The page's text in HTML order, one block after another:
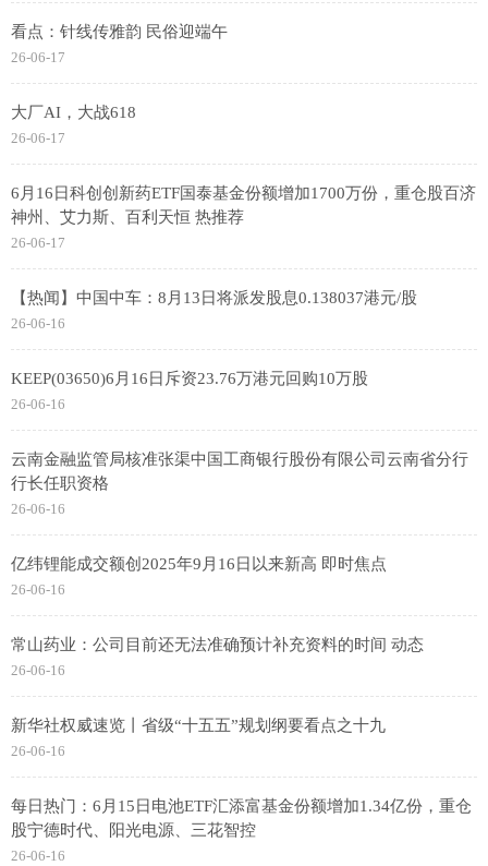
看点：针线传雅韵 民俗迎端午
26-06-17
大厂AI，大战618
26-06-17
6月16日科创创新药ETF国泰基金份额增加1700万份，重仓股百济
神州、艾力斯、百利天恒 热推荐
26-06-17
【热闻】中国中车：8月13日将派发股息0.138037港元/股
26-06-16
KEEP(03650)6月16日斥资23.76万港元回购10万股
26-06-16
云南金融监管局核准张渠中国工商银行股份有限公司云南省分行
行长任职资格
26-06-16
亿纬锂能成交额创2025年9月16日以来新高 即时焦点
26-06-16
常山药业：公司目前还无法准确预计补充资料的时间 动态
26-06-16
新华社权威速览丨省级“十五五”规划纲要看点之十九
26-06-16
每日热门：6月15日电池ETF汇添富基金份额增加1.34亿份，重仓
股宁德时代、阳光电源、三花智控
26-06-16